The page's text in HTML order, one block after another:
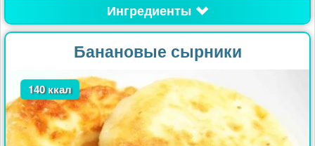
Ингредиенты
Банановые сырники
140 ккал